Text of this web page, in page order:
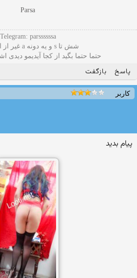
Parsa
Telegram: parssssssa
شش تا s و یه دونه a غیر از این فیکه
حتما حتما بگید از کجا آیدیمو دیدی
پاسخ بازگفت
کاربر
پیام بدید